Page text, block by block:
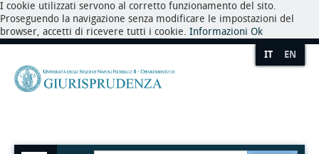
I cookie utilizzati servono al corretto funzionamento del sito.
Proseguendo la navigazione senza modificare le impostazioni del
browser, accetti di ricevere tutti i cookie. Informazioni Ok
IT EN